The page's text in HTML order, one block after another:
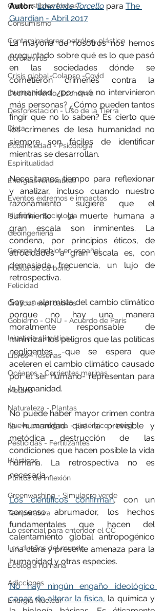
Combustibles fósiles
Consumismo
Contaminadores: petróleo, plástico
Coronavirus
Crisis global-Colapso -Covid
Decrecimiento/Economía
Desforestación - Uso de la Tierra
Dieta
Ecoansiedad - Psicología
Espiritualidad
Energías renovables
Eventos extremos e impactos
Filosofía - Sociología
Geoingeniería
George Monbiot en español
Huella de carbono
Felicidad
Gráficos explicativos
Gobierno - ONU - Acuerdo de Paris
Injusticia climática
Libros - reseñas
Océanos - Corrientes marinas
Metano
Naturaleza - Plantas
Nuevo paradigma - Sistémico - Integ
Pesticidas - Fertilizantes
Plásticos
Puntos de inflexión
Greenwashing - Simulacro verde
Temperatura
Lo esencial para entender el CC
Los dueños del mundo
Ecología humana
Adicciones
Energía Nuclear
Autor: Lawrence Torcello para The
Guardian - Abril 2017
La mayoría de nosotros nos hemos
preguntado sobre qué es lo que pasó
en las sociedades dónde se
cometieron crímenes contra la
humanidad: ¿por qué no intervinieron
más personas? ¿Cómo pueden tantos
fingir que no lo saben? Es cierto que
los crímenes de lesa humanidad no
siempre son fáciles de identificar
mientras se desarrollan.
Necesitamos tiempo para reflexionar
y analizar, incluso cuando nuestro
razonamiento sugiere que el
sufrimiento y la muerte humana a
gran escala son inminentes. La
condena, por principios éticos, de
atrocidades a gran escala es, con
demasiada frecuencia, un lujo de
retrospectiva.
Soy un alarmista del cambio climático
porque no hay una manera
moralmente responsable de
minimizar los peligros que las políticas
negligentes -que se espera que
aceleren el cambio climático causado
por el ser humano- representan para
la humanidad.
No puede haber mayor crimen contra
la humanidad que la previsible y
metódica destrucción de las
condiciones que hacen posible la vida
humana. La retrospectiva no es
necesaria.
Los científicos confirman, con un
consenso abrumador, los hechos
fundamentales que hacen del
calentamiento global antropogénico
una clara y presente amenaza para la
humanidad y otras especies.
No hay ningún engaño ideológico
capaz de alterar la física, la química y